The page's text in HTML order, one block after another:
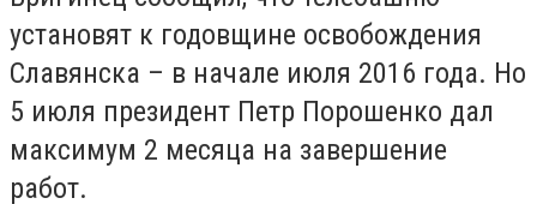
установят к годовщине освобождения
Славянска – в начале июля 2016 года. Но
5 июля президент Петр Порошенко дал
максимум 2 месяца на завершение
работ.